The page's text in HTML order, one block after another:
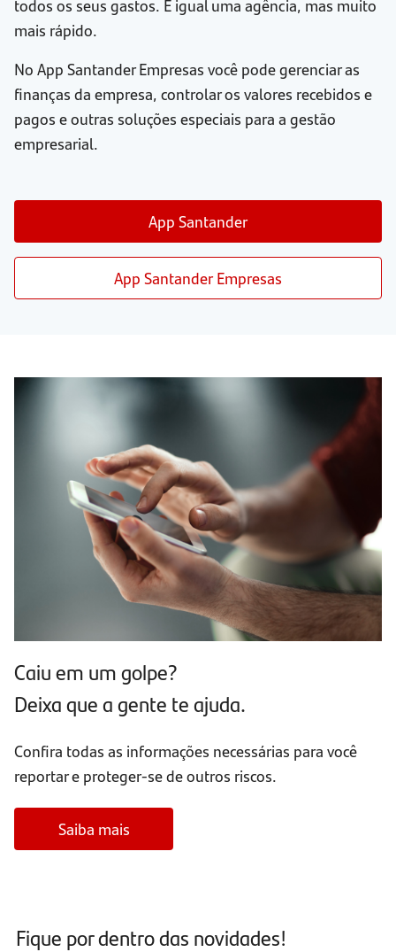
todos os seus gastos. É igual uma agência, mas muito
mais rápido.
No App Santander Empresas você pode gerenciar as
finanças da empresa, controlar os valores recebidos e
pagos e outras soluções especiais para a gestão
empresarial.
App Santander
App Santander Empresas
Caiu em um golpe?
Deixa que a gente te ajuda.
Confira todas as informações necessárias para você
reportar e proteger-se de outros riscos.
Saiba mais
Fique por dentro das novidades!